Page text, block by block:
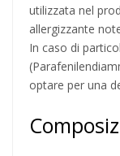
utilizzata nel
allergizzante
In caso di
optare per una